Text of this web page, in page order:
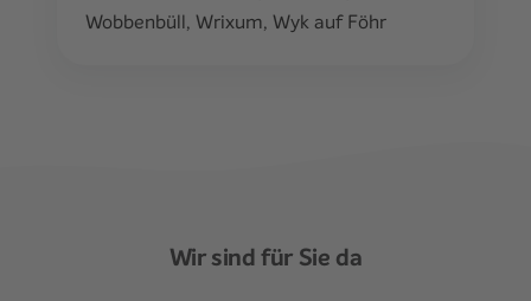
Wobbenbüll, Wrixum, Wyk auf Föhr
Wir sind für Sie da